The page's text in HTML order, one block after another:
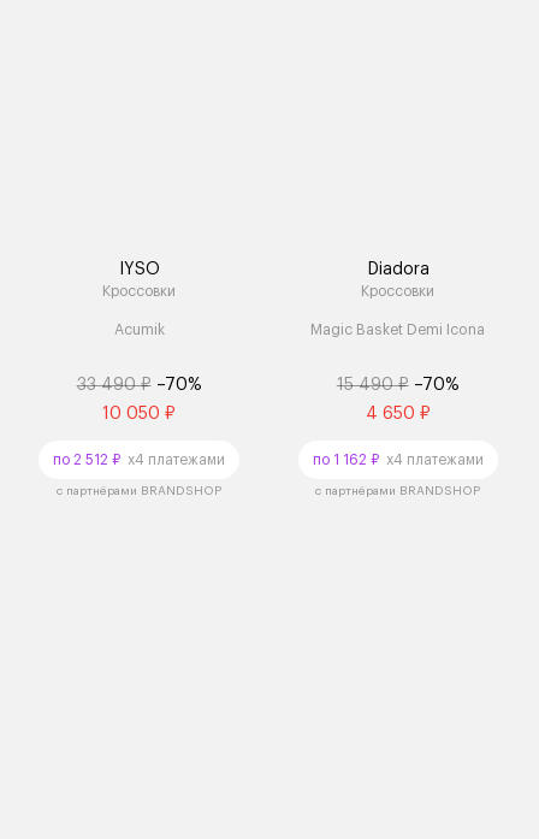
IYSO
Кроссовки
Acumik
33 490 ₽ –70%
10 050 ₽
по 2 512 ₽ x4 платежами
с партнёрами BRANDSHOP
Diadora
Кроссовки
Magic Basket Demi Icona
15 490 ₽ –70%
4 650 ₽
по 1 162 ₽x4 платежами
с партнёрами BRANDSHOP